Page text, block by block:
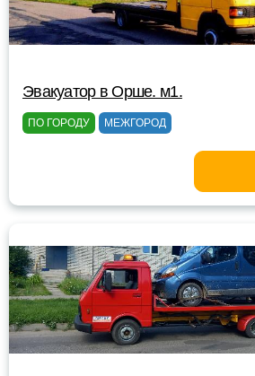
Эвакуатор в Орше. м1.
ПО ГОРОДУ МЕЖГОРОД